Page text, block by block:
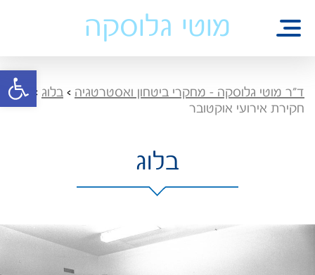
פתח
מוטי גלוסקה
ד"ר מוטי גלוסקה - מחקרי ביטחון ואסטרטגיה > בלוג >
חקירת אירועי אוקטובר
בלוג